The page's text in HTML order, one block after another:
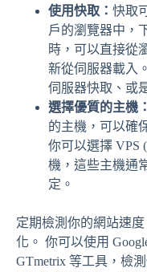
使用快取： 快取
戶的瀏覽器中，
時，可以直接從
新從伺服器載入
伺服器快取、或
選擇優質的主機：
的主機，可以確
你可以選擇 VPS
機，這些主機通
定。
定期檢測你的網站速
化。 你可以使用 Google
GTmetrix 等工具，檢